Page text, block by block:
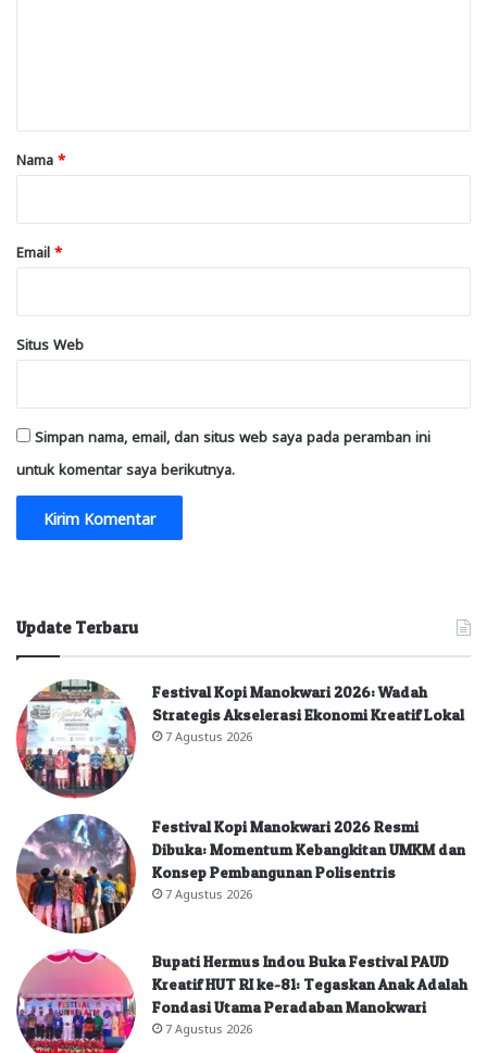
rNama *
Email *
Situs Web
Simpan nama, email, dan situs web saya pada peramban ini
untuk komentar saya berikutnya.
Update Terbaru
Festival Kopi Manokwari 2026: Wadah
Strategis Akselerasi Ekonomi Kreatif Lokal
7 Agustus 2026
Festival Kopi Manokwari 2026 Resmi
Dibuka: Momentum Kebangkitan UMKM dan
Konsep Pembangunan Polisentris
7 Agustus 2026
Bupati Hermus Indou Buka Festival PAUD
Kreatif HUT RI ke-81: Tegaskan Anak Adalah
Fondasi Utama Peradaban Manokwari
7 Agustus 2026